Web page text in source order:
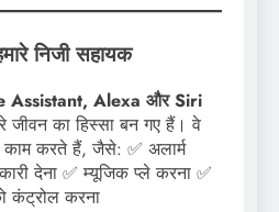
निजी सहायक
Assistant, Alexa और Siri
जीवन का हिस्सा बन गए हैं। वे
काम करते हैं, जैसे: ✅ अलार्म
देना ✅ म्यूजिक प्ले करना ✅
कंट्रोल करना